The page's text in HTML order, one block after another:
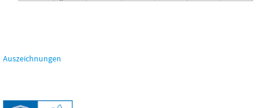
Auszeichnungen